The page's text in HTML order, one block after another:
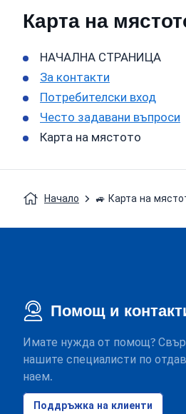
Карта на
НАЧАЛНА СТРАНИЦА
За контакти
Потребителски вход
Често задавани въпроси
Карта на мястото
Начало 🚙 Карта на
Помощ и
Имате нужда от помощ?
нашите специалисти по
наем.
Поддръжка на клиенти